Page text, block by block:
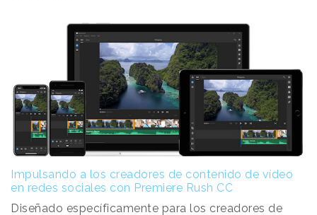
Impulsando a los creadores de contenido de vídeo
en redes sociales con Premiere Rush CC
Diseñado específicamente para los creadores de